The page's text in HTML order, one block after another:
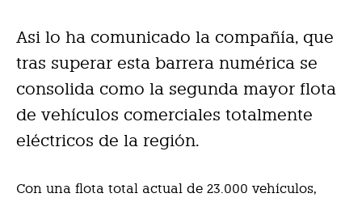
Asi lo ha comunicado la compañía, que
tras superar esta barrera numérica se
consolida como la segunda mayor flota
de vehículos comerciales totalmente
eléctricos de la región.
Con una flota total actual de 23.000 vehículos,